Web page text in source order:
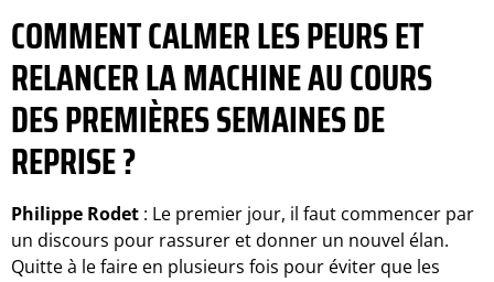
COMMENT CALMER LES PEURS ET
RELANCER LA MACHINE AU COURS
DES PREMIÈRES SEMAINES DE
REPRISE ?
Philippe Rodet : Le premier jour, il faut commencer par
un discours pour rassurer et donner un nouvel élan.
Quitte à le faire en plusieurs fois pour éviter que les